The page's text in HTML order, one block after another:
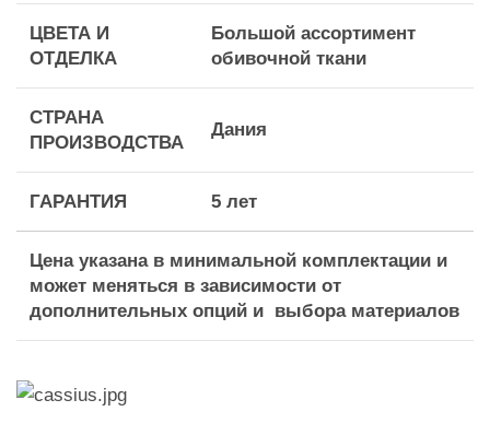
ЦВЕТА И
ОТДЕЛКА
Большой ассортимент
обивочной ткани
СТРАНА
ПРОИЗВОДСТВА
Дания
ГАРАНТИЯ 5 лет
Цена указана в минимальной комплектации и
может меняться в зависимости от
дополнительных опций и выбора материалов